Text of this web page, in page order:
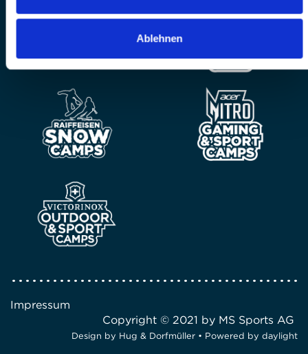
Ablehnen
Impressum
Copyright © 2021 by MS Sports AG
Design by Hug & Dorfmüller • Powered by daylight